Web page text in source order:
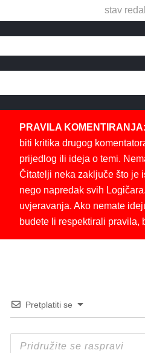
stav
PRAVILA KOMENTIRANJA
biti kritika drugog
prijedlog ili ideja o temi.
Čitatelji neka zaključe što je
nego napredak svih
uvjeravanja. Ako nemate
budete li respektirali pravila,
Pretplatiti se